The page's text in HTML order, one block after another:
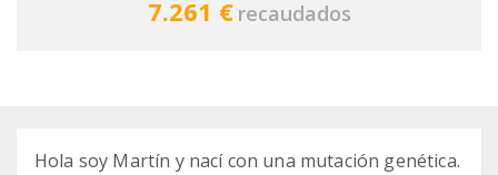
7.261 € recaudados
Hola soy Martín y nací con una mutación genética.